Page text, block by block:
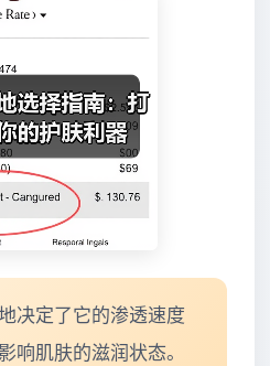
决定了它的渗透速度
响肌肤的滋润状态。